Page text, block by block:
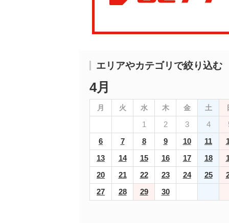
エリアやカテゴリで絞り込む
4月
月 火 水 木 金 土
1 2 3 4
6
7 8 9 10 11
13
14 15 16 17 18
20
21 22 23 24 25
27
28 29 30